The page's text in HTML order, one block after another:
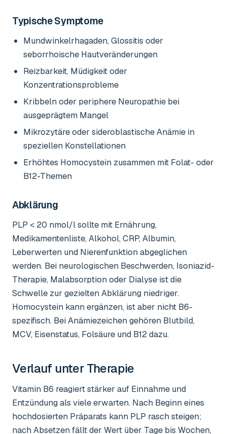
Typische Symptome
Mundwinkelrhagaden, Glossitis oder
seborrhoische Hautveränderungen
Reizbarkeit, Müdigkeit oder
Konzentrationsprobleme
Kribbeln oder periphere Neuropathie bei
ausgeprägtem Mangel
Mikrozytäre oder sideroblastische Anämie in
speziellen Konstellationen
Erhöhtes Homocystein zusammen mit Folat- oder
B12-Themen
Abklärung
PLP < 20 nmol/l sollte mit Ernährung,
Medikamentenliste, Alkohol, CRP, Albumin,
Leberwerten und Nierenfunktion abgeglichen
werden. Bei neurologischen Beschwerden, Isoniazid-
Therapie, Malabsorption oder Dialyse ist die
Schwelle zur gezielten Abklärung niedriger.
Homocystein kann ergänzen, ist aber nicht B6-
spezifisch. Bei Anämiezeichen gehören Blutbild,
MCV, Eisenstatus, Folsäure und B12 dazu.
Verlauf unter Therapie
Vitamin B6 reagiert stärker auf Einnahme und
Entzündung als viele erwarten. Nach Beginn eines
hochdosierten Präparats kann PLP rasch steigen;
nach Absetzen fällt der Wert über Tage bis Wochen,